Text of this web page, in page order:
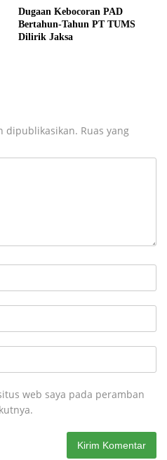
Dugaan Kebocoran PAD
Bertahun-Tahun PT TUMS
Dilirik Jaksa
dipublikasikan. Ruas yang
web saya pada peramban